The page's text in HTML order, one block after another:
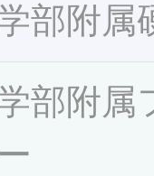
部附属
部附属